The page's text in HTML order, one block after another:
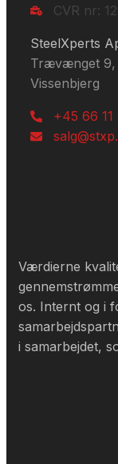
Værdierne
os. Internt og i
i samarbejdet,
CVR nr:
SteelXperts
Trævænget 9,
Vissenbjerg
+45 66 11